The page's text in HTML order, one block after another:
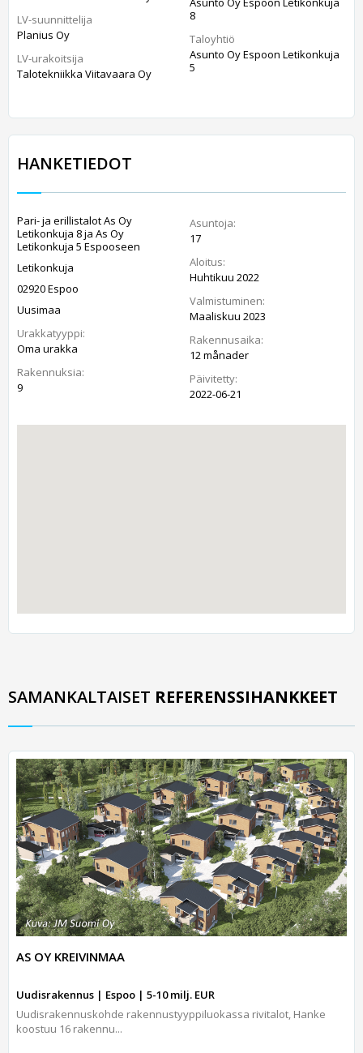
LV-suunnittelija
Planius Oy
LV-urakoitsija
Talotekniikka Viitavaara Oy
8
Taloyhtiö
Asunto Oy Espoon Letikonkuja
5
HANKETIEDOT
Pari- ja erillistalot As Oy
Letikonkuja 8 ja As Oy
Letikonkuja 5 Espooseen
Letikonkuja
02920 Espoo
Uusimaa
Urakkatyyppi:
Oma urakka
Rakennuksia:
9
Asuntoja:
17
Aloitus:
Huhtikuu 2022
Valmistuminen:
Maaliskuu 2023
Rakennusaika:
12 månader
Päivitetty:
2022-06-21
SAMANKALTAISET REFERENSSIHANKKEET
AS OY KREIVINMAA
Uudisrakennus | Espoo | 5-10 milj. EUR
Uudisrakennuskohde rakennustyyppiluokassa rivitalot, Hanke
koostuu 16 rakennu...